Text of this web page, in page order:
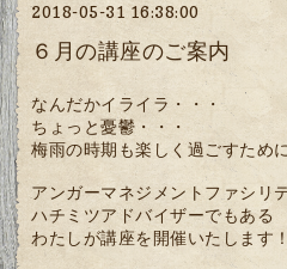
2018-05-31 16:38:00
６月の講座のご案内
なんだかイライラ・・・
ちょっと憂鬱・・・
梅雨の時期も楽しく過ごすため
アンガーマネジメントファシリ
ハチミツアドバイザーでもある
わたしが講座を開催いたします